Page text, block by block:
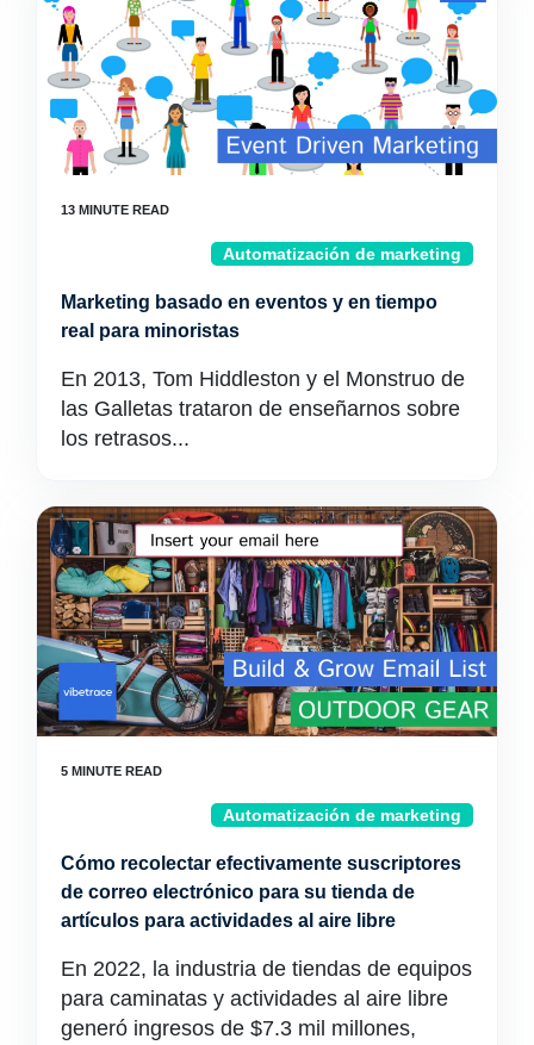
Automatización de marketing
Marketing basado en eventos y en tiempo
real para minoristas
En 2013, Tom Hiddleston y el Monstruo de
las Galletas trataron de enseñarnos sobre
los retrasos...
Automatización de marketing
Cómo recolectar efectivamente suscriptores
de correo electrónico para su tienda de
artículos para actividades al aire libre
En 2022, la industria de tiendas de equipos
para caminatas y actividades al aire libre
generó ingresos de $7.3 mil millones,